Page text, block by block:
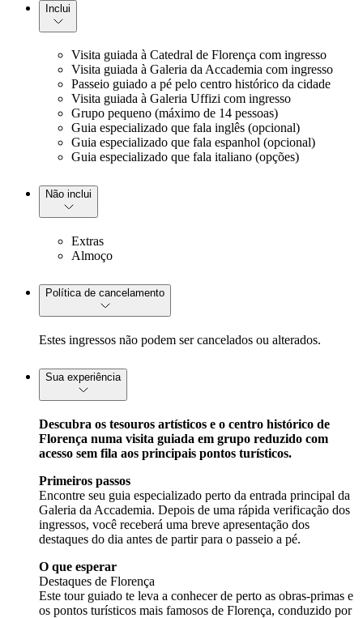
Inclui
Visita guiada à Catedral de Florença com ingresso
Visita guiada à Galeria da Accademia com ingresso
Passeio guiado a pé pelo centro histórico da cidade
Visita guiada à Galeria Uffizi com ingresso
Grupo pequeno (máximo de 14 pessoas)
Guia especializado que fala inglês (opcional)
Guia especializado que fala espanhol (opcional)
Guia especializado que fala italiano (opções)
Não inclui
Extras
Almoço
Política de cancelamento
Estes ingressos não podem ser cancelados ou alterados.
Sua experiência
Descubra os tesouros artísticos e o centro histórico de
Florença numa visita guiada em grupo reduzido com
acesso sem fila aos principais pontos turísticos.
Primeiros passos
Encontre seu guia especializado perto da entrada principal da
Galeria da Accademia. Depois de uma rápida verificação dos
ingressos, você receberá uma breve apresentação dos
destaques do dia antes de partir para o passeio a pé.
O que esperar
Destaques de Florença
Este tour guiado te leva a conhecer de perto as obras-primas e
os pontos turísticos mais famosos de Florença, conduzido por